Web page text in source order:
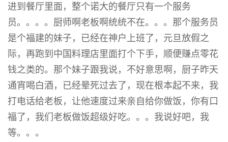
进到餐厅里面，整个诺大的餐厅只有一个服务
员。。。。厨师啊老板啊统统不在。。。那个服务员
是个福建的妹子，已经在神户上班了，元旦放假之
际，再跑到中国料理店里面打个下手，顺便赚点零花
钱之类的。那个妹子跟我说，不好意思啊，厨子昨天
通宵喝白酒，已经晕死过去了，现在根本起不来，我
打电话给老板，让他速度过来亲自给你做饭，你有口
福了，我们老板做饭超级好吃。。。我说好吧，我
等。。。